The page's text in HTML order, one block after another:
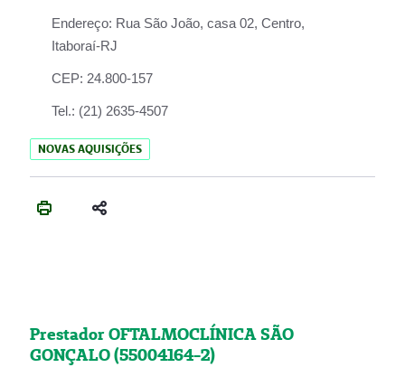
Endereço: Rua São João, casa 02, Centro,
Itaboraí-RJ
CEP: 24.800-157
Tel.: (21) 2635-4507
NOVAS AQUISIÇÕES
Prestador OFTALMOCLÍNICA SÃO
GONÇALO (55004164-2)